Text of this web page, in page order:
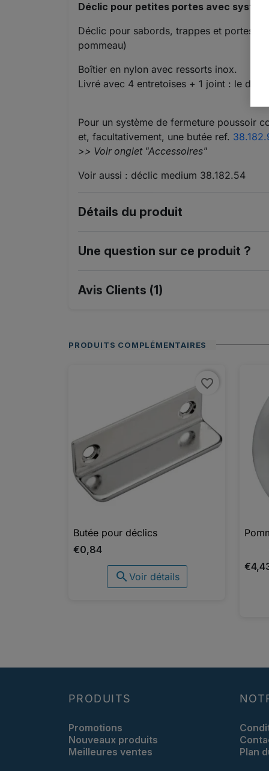
Déclic pour petites portes avec
Déclic pour sabords, trappes et portes
pommeau)
Boîtier en nylon avec ressorts inox.
Livré avec 4 entretoises + 1 joint : le
Pour un système de fermeture poussoir
et, facultativement, une butée ref.
>> Voir onglet "Accessoires"
Voir aussi : déclic medium 38.182.54
Détails du produit
Une question sur ce produit ?
Avis Clients (1)
PRODUITS COMPLÉMENTAIRES
favorite_border
 Aperçu rapide
Butée pour déclics
€0,84
 Voir détails
PRODUITS
Promotions
Nouveaux produits
Meilleures ventes
Plan